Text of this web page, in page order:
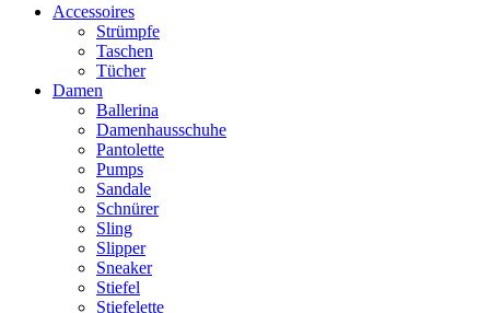
Accessoires
Strümpfe
Taschen
Tücher
Damen
Ballerina
Damenhausschuhe
Pantolette
Pumps
Sandale
Schnürer
Sling
Slipper
Sneaker
Stiefel
Stiefelette